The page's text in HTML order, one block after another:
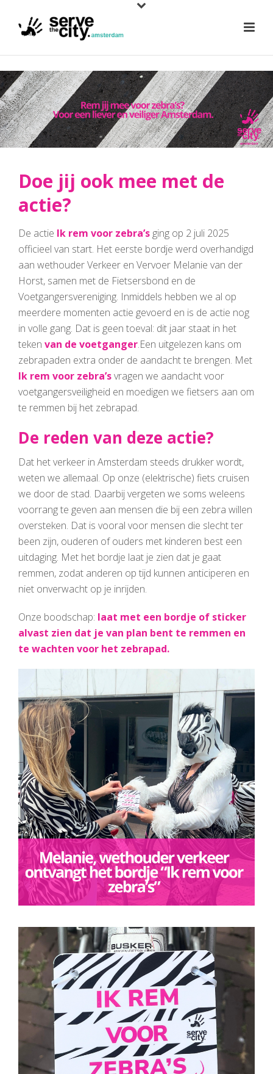
Doe jij ook mee met de
actie?
De actie Ik rem voor zebra’s ging op 2 juli 2025
officieel van start. Het eerste bordje werd overhandigd
aan wethouder Verkeer en Vervoer Melanie van der
Horst, samen met de Fietsersbond en de
Voetgangersvereniging. Inmiddels hebben we al op
meerdere momenten actie gevoerd en is de actie nog
in volle gang. Dat is geen toeval: dit jaar staat in het
teken van de voetganger.Een uitgelezen kans om
zebrapaden extra onder de aandacht te brengen. Met
Ik rem voor zebra’svragen we aandacht voor
voetgangersveiligheid en moedigen we fietsers aan om
te remmen bij het zebrapad.
De reden van deze actie?
Dat het verkeer in Amsterdam steeds drukker wordt,
weten we allemaal. Op onze (elektrische) fiets cruisen
we door de stad. Daarbij vergeten we soms weleens
voorrang te geven aan mensen die bij een zebra willen
oversteken. Dat is vooral voor mensen die slecht ter
been zijn, ouderen of ouders met kinderen best een
uitdaging. Met het bordje laat je zien dat je gaat
remmen, zodat anderen op tijd kunnen anticiperen en
niet onverwacht op je inrijden.
Onze boodschap: laat met een bordje of sticker
alvast zien dat je van plan bent te remmen en
te wachten voor het zebrapad.